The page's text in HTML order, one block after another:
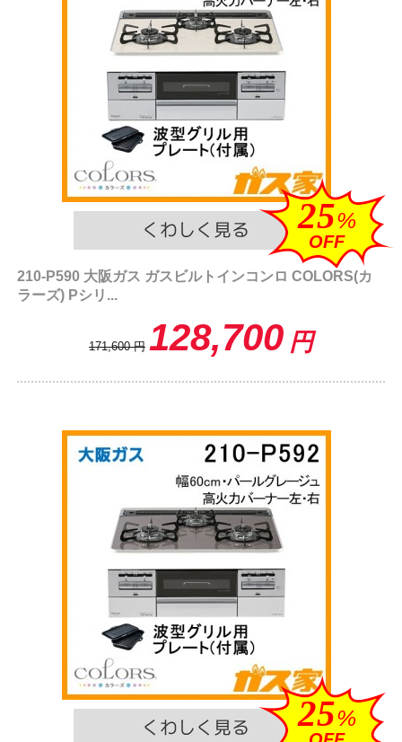
25%
OFF
210-P590 大阪ガス ガスビルトインコンロ COLORS(カ
ラーズ) Pシリ...
171,600 円 128,700 円
25%